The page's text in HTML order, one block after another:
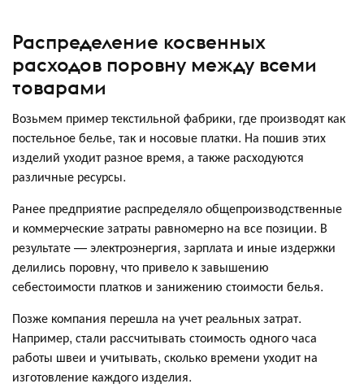
Распределение косвенных
расходов поровну между всеми
товарами
Возьмем пример текстильной фабрики, где производят как
постельное белье, так и носовые платки. На пошив этих
изделий уходит разное время, а также расходуются
различные ресурсы.
Ранее предприятие распределяло общепроизводственные
и коммерческие затраты равномерно на все позиции. В
результате — электроэнергия, зарплата и иные издержки
делились поровну, что привело к завышению
себестоимости платков и занижению стоимости белья.
Позже компания перешла на учет реальных затрат.
Например, стали рассчитывать стоимость одного часа
работы швеи и учитывать, сколько времени уходит на
изготовление каждого изделия.